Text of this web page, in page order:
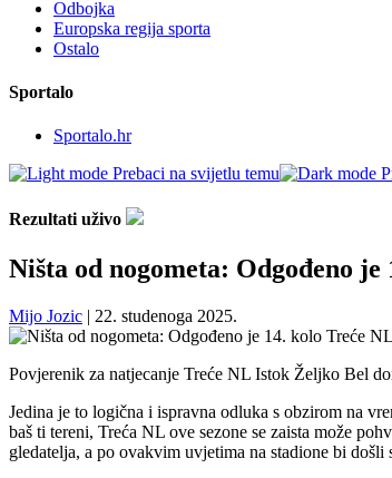
Odbojka
Europska regija sporta
Ostalo
Sportalo
Sportalo.hr
Prebaci na svijetlu temu
Rezultati uživo
Ništa od nogometa: Odgođeno
Mijo Jozic | 22. studenoga 2025.
Povjerenik za natjecanje Treće NL Istok Željko Bel
Jedina je to logična i ispravna odluka s obzirom na
baš ti tereni, Treća NL ove sezone se zaista može
gledatelja, a po ovakvim uvjetima na stadione bi došli